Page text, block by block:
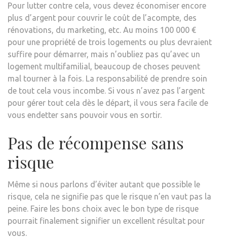
Pour lutter contre cela, vous devez économiser encore
plus d’argent pour couvrir le coût de l’acompte, des
rénovations, du marketing, etc. Au moins 100 000 €
pour une propriété de trois logements ou plus devraient
suffire pour démarrer, mais n’oubliez pas qu’avec un
logement multifamilial, beaucoup de choses peuvent
mal tourner à la fois. La responsabilité de prendre soin
de tout cela vous incombe. Si vous n’avez pas l’argent
pour gérer tout cela dès le départ, il vous sera facile de
vous endetter sans pouvoir vous en sortir.
Pas de récompense sans
risque
Même si nous parlons d’éviter autant que possible le
risque, cela ne signifie pas que le risque n’en vaut pas la
peine. Faire les bons choix avec le bon type de risque
pourrait finalement signifier un excellent résultat pour
vous.